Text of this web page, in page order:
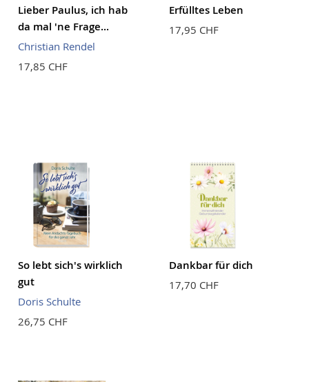
Lieber Paulus, ich hab
da mal 'ne Frage...
Christian Rendel
17,85 CHF
Erfülltes Leben
17,95 CHF
So lebt sich's wirklich
gut
Doris Schulte
26,75 CHF
Dankbar für dich
17,70 CHF